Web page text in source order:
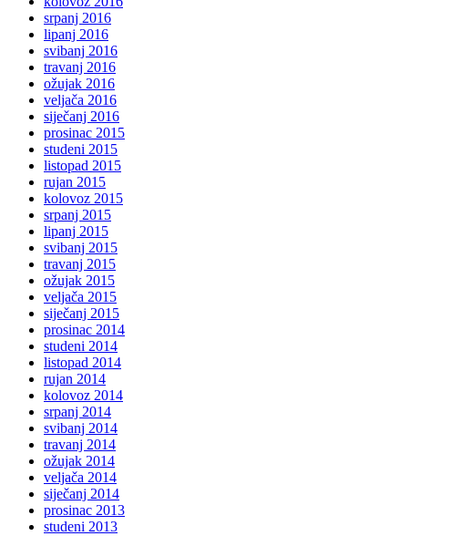
srpanj 2016
lipanj 2016
svibanj 2016
travanj 2016
ožujak 2016
veljača 2016
siječanj 2016
prosinac 2015
studeni 2015
listopad 2015
rujan 2015
kolovoz 2015
srpanj 2015
lipanj 2015
svibanj 2015
travanj 2015
ožujak 2015
veljača 2015
siječanj 2015
prosinac 2014
studeni 2014
listopad 2014
rujan 2014
kolovoz 2014
srpanj 2014
svibanj 2014
travanj 2014
ožujak 2014
veljača 2014
siječanj 2014
prosinac 2013
studeni 2013